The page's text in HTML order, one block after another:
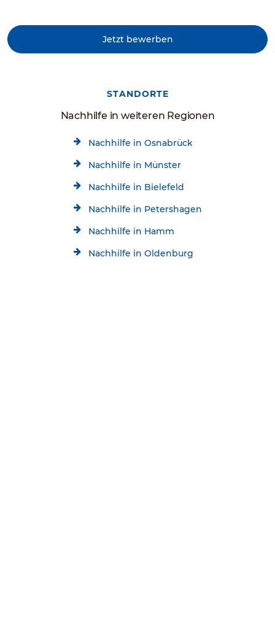
Jetzt bewerben
STANDORTE
Nachhilfe in weiteren Regionen
Nachhilfe in Osnabrück
Nachhilfe in Münster
Nachhilfe in Bielefeld
Nachhilfe in Petershagen
Nachhilfe in Hamm
Nachhilfe in Oldenburg